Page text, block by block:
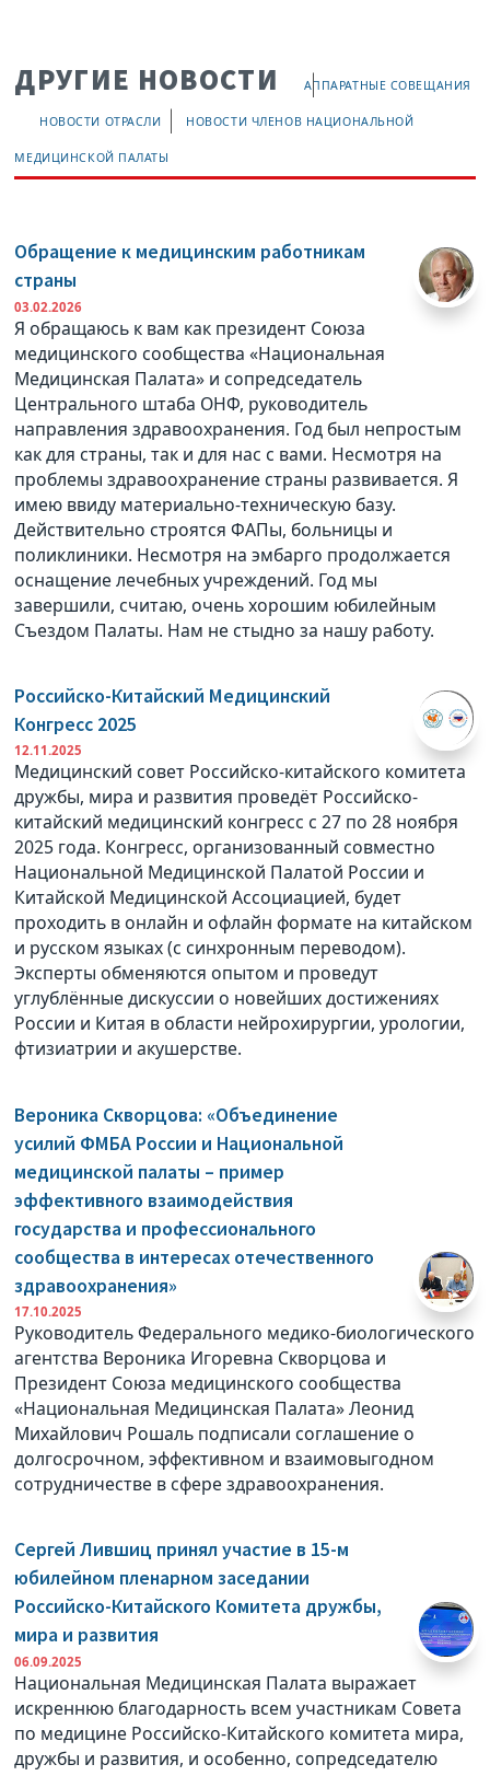
ДРУГИЕ НОВОСТИ АППАРАТНЫЕ СОВЕЩАНИЯ
НОВОСТИ ОТРАСЛИ НОВОСТИ ЧЛЕНОВ НАЦИОНАЛЬНОЙ
МЕДИЦИНСКОЙ ПАЛАТЫ
Обращение к медицинским работникам
страны
03.02.2026
Я обращаюсь к вам как президент Союза
медицинского сообщества «Национальная
Медицинская Палата» и сопредседатель
Центрального штаба ОНФ, руководитель
направления здравоохранения. Год был непростым
как для страны, так и для нас с вами. Несмотря на
проблемы здравоохранение страны развивается. Я
имею ввиду материально-техническую базу.
Действительно строятся ФАПы, больницы и
поликлиники. Несмотря на эмбарго продолжается
оснащение лечебных учреждений. Год мы
завершили, считаю, очень хорошим юбилейным
Съездом Палаты. Нам не стыдно за нашу работу.
Российско-Китайский Медицинский
Конгресс 2025
12.11.2025
Медицинский совет Российско-китайского комитета
дружбы, мира и развития проведёт Российско-
китайский медицинский конгресс с 27 по 28 ноября
2025 года. Конгресс, организованный совместно
Национальной Медицинской Палатой России и
Китайской Медицинской Ассоциацией, будет
проходить в онлайн и офлайн формате на китайском
и русском языках (с синхронным переводом).
Эксперты обменяются опытом и проведут
углублённые дискуссии о новейших достижениях
России и Китая в области нейрохирургии, урологии,
фтизиатрии и акушерстве.
Вероника Скворцова: «Объединение
усилий ФМБА России и Национальной
медицинской палаты – пример
эффективного взаимодействия
государства и профессионального
сообщества в интересах отечественного
здравоохранения»
17.10.2025
Руководитель Федерального медико-биологического
агентства Вероника Игоревна Скворцова и
Президент Союза медицинского сообщества
«Национальная Медицинская Палата» Леонид
Михайлович Рошаль подписали соглашение о
долгосрочном, эффективном и взаимовыгодном
сотрудничестве в сфере здравоохранения.
Сергей Лившиц принял участие в 15-м
юбилейном пленарном заседании
Российско-Китайского Комитета дружбы,
мира и развития
06.09.2025
Национальная Медицинская Палата выражает
искреннюю благодарность всем участникам Совета
по медицине Российско-Китайского комитета мира,
дружбы и развития, и особенно, сопредседателю